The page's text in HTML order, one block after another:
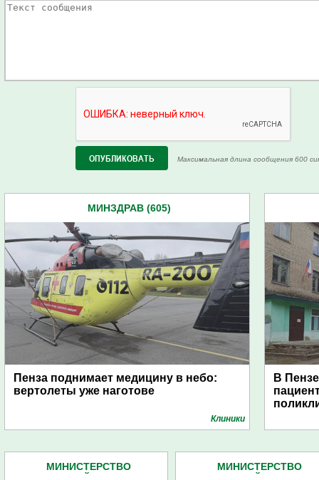
Максимальная длина сообщения 600
МИНЗДРАВ (605)
Пенза поднимает медицину в небо:
вертолеты уже наготове
Клиники
В
МИНИСТЕРСТВО
МИНИСТЕРСТВО